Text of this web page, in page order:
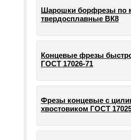
Шарошки борфрезы по
твердосплавные ВК8
Концевые фрезы
ГОСТ 17026-71
Фрезы концевые с
хвостовиком ГОСТ